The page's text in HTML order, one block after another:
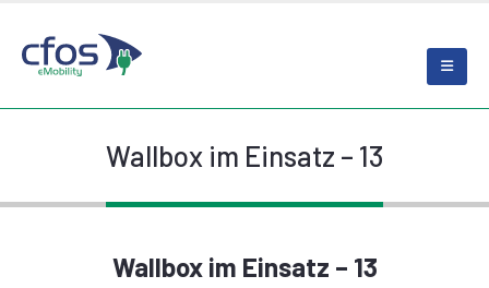
Wallbox im Einsatz – 13
Wallbox im Einsatz – 13